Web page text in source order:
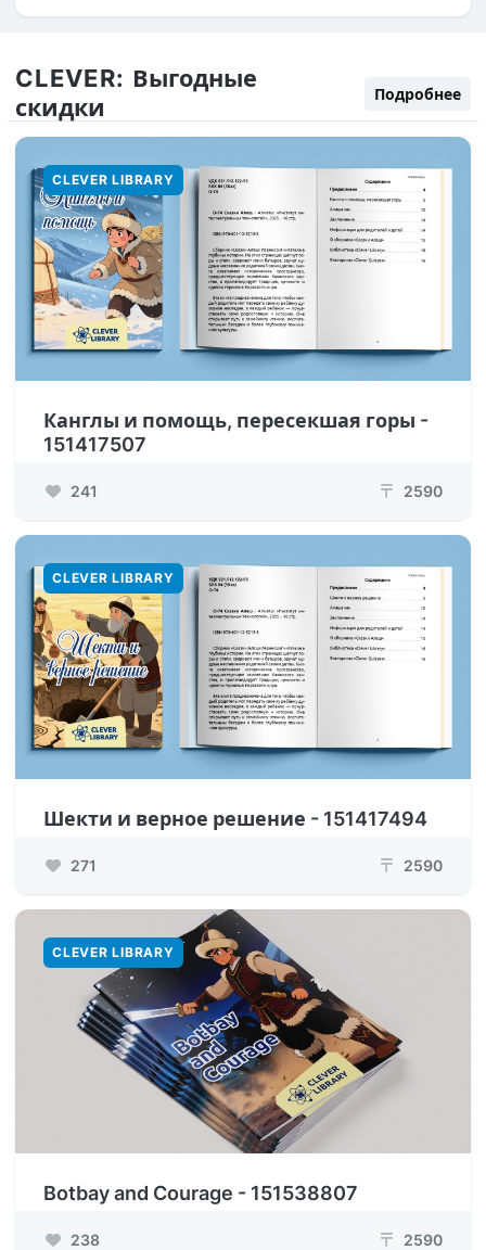
CLEVER: Выгодные
скидки
Подробнее
CLEVER LIBRARY
Канглы и помощь, пересекшая горы -
151417507
241 ₸ 2590
CLEVER LIBRARY
Шекти и верное решение - 151417494
271 ₸ 2590
CLEVER LIBRARY
Botbay and Courage - 151538807
238 ₸ 2590